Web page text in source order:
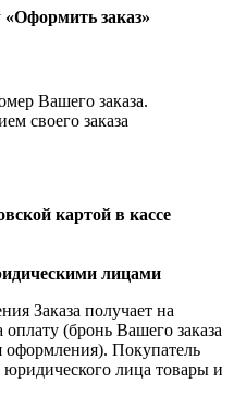
«Оформить заказ»
Вашего заказа.
своего заказа
картой в кассе
лицами
Заказа получает на
(бронь Вашего заказа
оформления). Покупатель
юридического лица товары и